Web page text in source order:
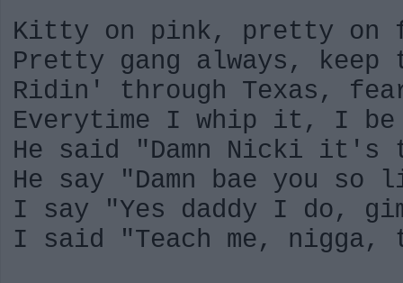
Kitty on pink, pretty on
Pretty gang always, keep
Ridin' through Texas,
Everytime I whip it, I
He said "Damn Nicki
He say "Damn bae you
I say "Yes daddy I do,
I said "Teach me,